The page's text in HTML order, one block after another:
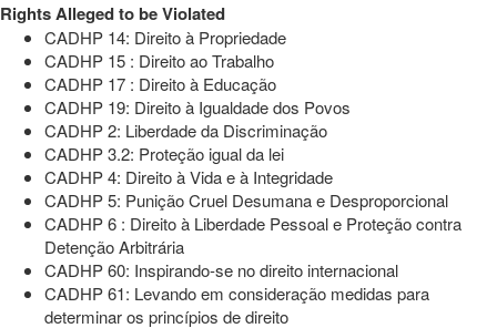
Rights Alleged to be Violated
CADHP 14: Direito à Propriedade
CADHP 15 : Direito ao Trabalho
CADHP 17 : Direito à Educação
CADHP 19: Direito à Igualdade dos Povos
CADHP 2: Liberdade da Discriminação
CADHP 3.2: Proteção igual da lei
CADHP 4: Direito à Vida e à Integridade
CADHP 5: Punição Cruel Desumana e Desproporcional
CADHP 6 : Direito à Liberdade Pessoal e Proteção contra
Detenção Arbitrária
CADHP 60: Inspirando-se no direito internacional
CADHP 61: Levando em consideração medidas para
determinar os princípios de direito